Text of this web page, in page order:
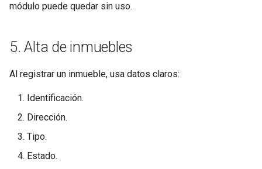
módulo puede quedar sin uso.
5. Alta de inmuebles
Al registrar un inmueble, usa datos claros:
Identificación.
Dirección.
Tipo.
Estado.